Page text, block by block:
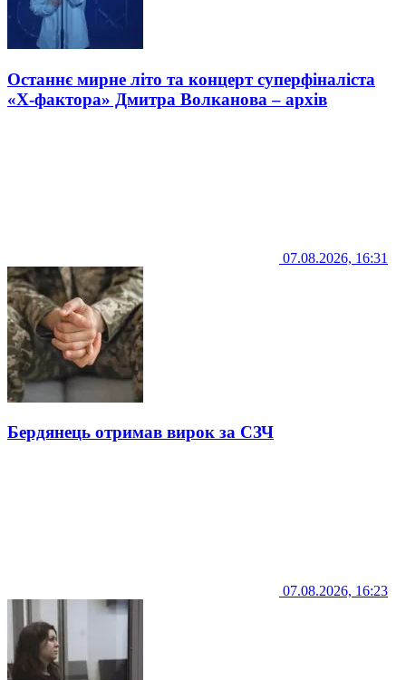
Останнє мирне літо та концерт суперфіналіста
«Х-фактора» Дмитра Волканова – архів
07.08.2026, 16:31
Бердянець отримав вирок за СЗЧ
07.08.2026, 16:23